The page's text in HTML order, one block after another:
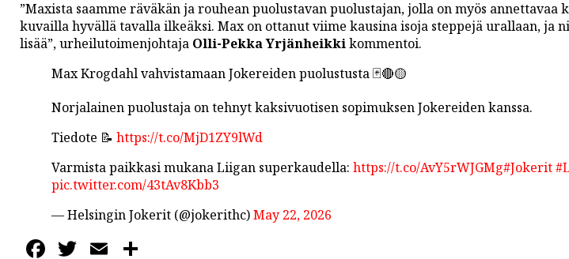
”Maxista saamme räväkän ja rouhean puolustavan puolustajan, jolla on myös annettavaa
kuvailla hyvällä tavalla ilkeäksi. Max on ottanut viime kausina isoja steppejä urallaan, ja
lisää”, urheilutoimenjohtaja Olli-Pekka Yrjänheikkikommentoi.
Max Krogdahl vahvistamaan Jokereiden puolustusta 🃏🔴🟡
Norjalainen puolustaja on tehnyt kaksivuotisen sopimuksen Jokereiden kanssa.
Tiedote 📝 https://t.co/MjD1ZY9lWd
Varmista paikkasi mukana Liigan superkaudella: https://t.co/AvY5rWJGMg#Jokerit
pic.twitter.com/43tAv8Kbb3
— Helsingin Jokerit (@jokerithc)May 22, 2026
Facebook
Twitter
Email